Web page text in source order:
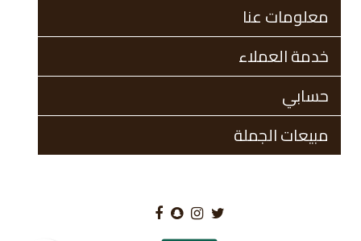
معلومات عنا
خدمة العملاء
حسابي
مبيعات الجملة